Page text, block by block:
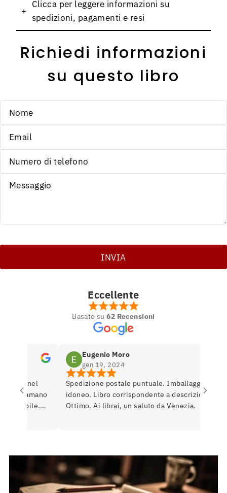
+
Clicca per leggere informazioni su
spedizioni, pagamenti e resi
Richiedi informazioni
su questo libro
Eccellente
Basato su 62 Recensioni
si amano
Eugenio Moro
gen 19, 2024
Spedizione postale puntuale. Imballaggio
idoneo. Libro corrispondente a descrizione.
Ottimo. Ai librai, un saluto da Venezia.